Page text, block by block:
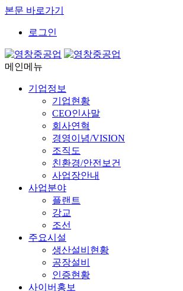
본문 바로가기
로그인
메인메뉴
기업정보
기업현황
CEO인사말
회사연혁
경영이념/VISION
조직도
친환경/안전보건
사업장안내
사업분야
플랜트
강교
조선
주요시설
생산설비현황
공장설비
인증현황
사이버홍보